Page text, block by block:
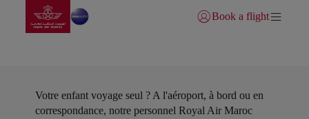
Saut au contenu principal
Aller à la page accueil
Se connecter | S’inscrire)
Book a flight
Votre enfant voyage seul ? A l'aéroport, à bord ou en
correspondance, notre personnel Royal Air Maroc